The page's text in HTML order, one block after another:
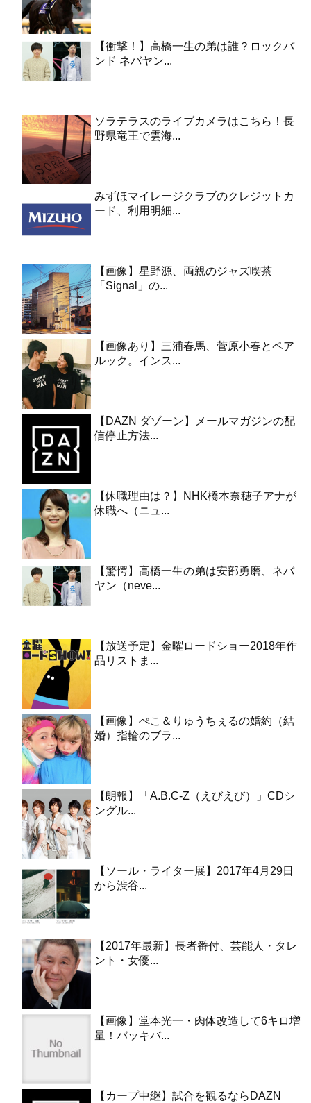
【衝撃！】高橋一生の弟は誰？ロックバ
ンド ネバヤン...
ソラテラスのライブカメラはこちら！長
野県竜王で雲海...
みずほマイレージクラブのクレジットカ
ード、利用明細...
【画像】星野源、両親のジャズ喫茶
「Signal」の...
【画像あり】三浦春馬、菅原小春とペア
ルック。インス...
【DAZN ダゾーン】メールマガジンの配
信停止方法...
【休職理由は？】NHK橋本奈穂子アナが
休職へ（ニュ...
【驚愕】高橋一生の弟は安部勇磨、ネバ
ヤン（neve...
【放送予定】金曜ロードショー2018年作
品リストま...
【画像】ぺこ＆りゅうちぇるの婚約（結
婚）指輪のブラ...
【朗報】「A.B.C-Z（えびえび）」CDシ
ングル...
【ソール・ライター展】2017年4月29日
から渋谷...
【2017年最新】長者番付、芸能人・タレ
ント・女優...
【画像】堂本光一・肉体改造して6キロ増
量！バッキバ...
【カープ中継】試合を観るならDAZN